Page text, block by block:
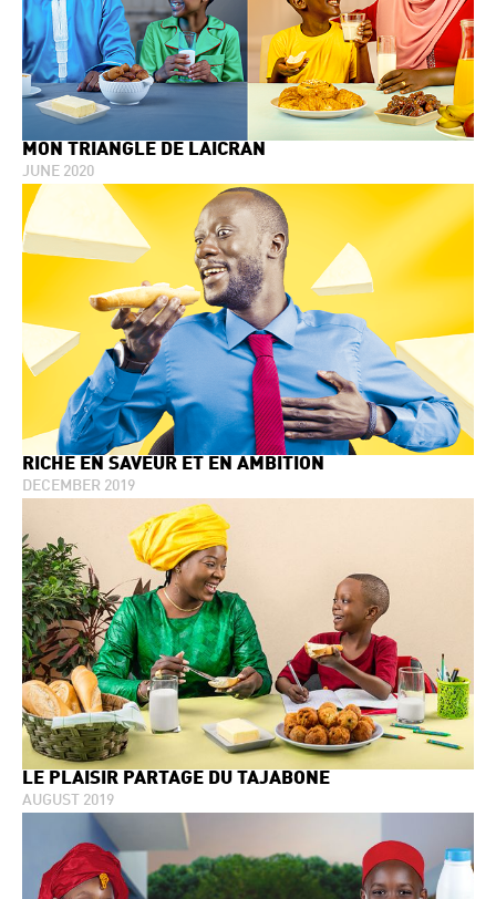
MON TRIANGLE DE LAICRAN
JUNE 2020
RICHE EN SAVEUR ET EN AMBITION
DECEMBER 2019
LE PLAISIR PARTAGE DU TAJABONE
AUGUST 2019